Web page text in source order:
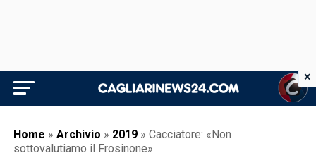
Home » Archivio » 2019 » Cacciatore: «Non
sottovalutiamo il Frosinone»
×